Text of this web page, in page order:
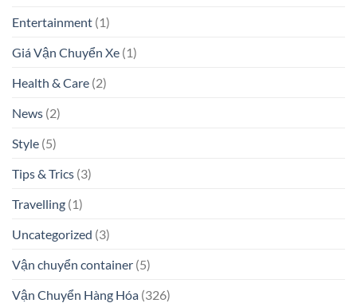
Entertainment (1)
Giá Vận Chuyển Xe (1)
Health & Care (2)
News (2)
Style (5)
Tips & Trics (3)
Travelling (1)
Uncategorized (3)
Vận chuyển container (5)
Vận Chuyển Hàng Hóa (326)